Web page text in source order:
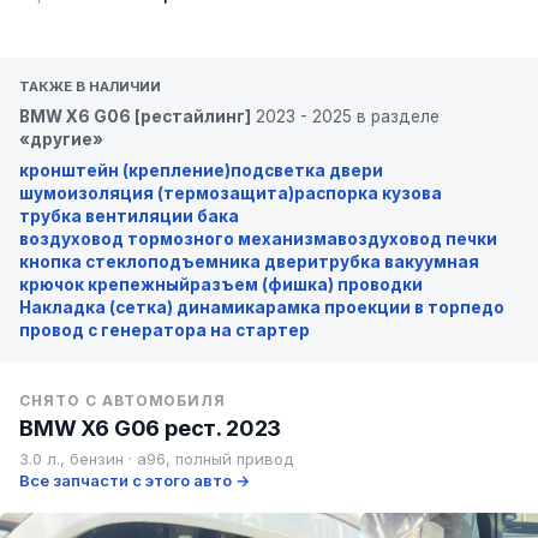
ТАКЖЕ В НАЛИЧИИ
BMW X6 G06 [рестайлинг] 2023 - 2025 в разделе
«другие»
кронштейн (крепление)подсветка двери
шумоизоляция (термозащита)распорка кузова
трубка вентиляции бака
воздуховод тормозного механизмавоздуховод печки
кнопка стеклоподъемника дверитрубка вакуумная
крючок крепежныйразъем (фишка) проводки
Накладка (сетка) динамикарамка проекции в торпедо
провод с генератора на стартер
СНЯТО С АВТОМОБИЛЯ
BMW X6 G06 рест. 2023
3.0 л., бензин · a96, полный привод
Все запчасти с этого авто →